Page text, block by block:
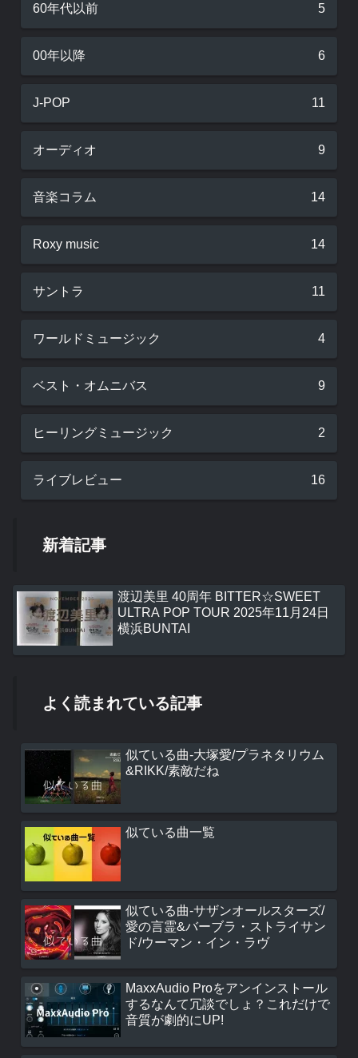
60年代以前 5
00年以降 6
J-POP 11
オーディオ 9
音楽コラム 14
Roxy music 14
サントラ 11
ワールドミュージック 4
ベスト・オムニバス 9
ヒーリングミュージック 2
ライブレビュー 16
新着記事
渡辺美里 40周年 BITTER☆SWEET
ULTRA POP TOUR 2025年11月24日
横浜BUNTAI
よく読まれている記事
似ている曲-大塚愛/プラネタリウム
&RIKK/素敵だね
似ている曲一覧
似ている曲-サザンオールスターズ/
愛の言霊&バーブラ・ストライサン
ド/ウーマン・イン・ラヴ
MaxxAudio Proをアンインストール
するなんて冗談でしょ？これだけで
音質が劇的にUP!